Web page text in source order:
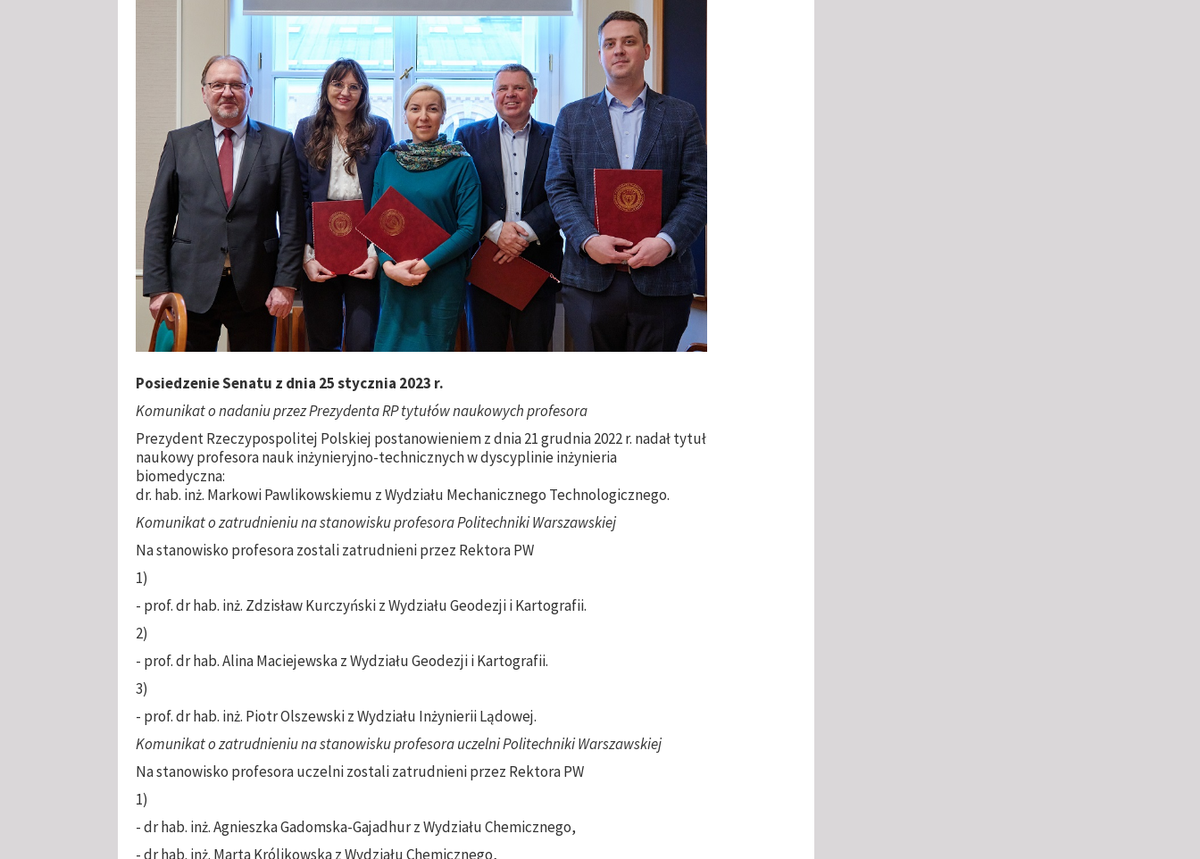
Posiedzenie Senatu z dnia 25 stycznia 2023 r.
Komunikat o nadaniu przez Prezydenta RP tytułów naukowych profesora
Prezydent Rzeczypospolitej Polskiej postanowieniem z dnia 21 grudnia 2022 r. nadał tytuł
naukowy profesora nauk inżynieryjno-technicznych w dyscyplinie inżynieria
biomedyczna:
dr. hab. inż. Markowi Pawlikowskiemu z Wydziału Mechanicznego Technologicznego.
Komunikat o zatrudnieniu na stanowisku profesora Politechniki Warszawskiej
Na stanowisko profesora zostali zatrudnieni przez Rektora PW
1)
- prof. dr hab. inż. Zdzisław Kurczyński z Wydziału Geodezji i Kartografii.
2)
- prof. dr hab. Alina Maciejewska z Wydziału Geodezji i Kartografii.
3)
- prof. dr hab. inż. Piotr Olszewski z Wydziału Inżynierii Lądowej.
Komunikat o zatrudnieniu na stanowisku profesora uczelni Politechniki Warszawskiej
Na stanowisko profesora uczelni zostali zatrudnieni przez Rektora PW
1)
- dr hab. inż. Agnieszka Gadomska-Gajadhur z Wydziału Chemicznego,
- dr hab. inż. Marta Królikowska z Wydziału Chemicznego,